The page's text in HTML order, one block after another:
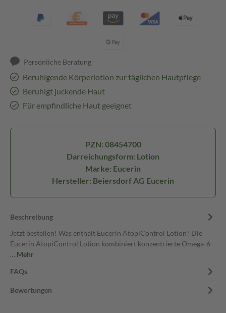
Persönliche Beratung
Beruhigende Körperlotion zur täglichen Hautpflege
Beruhigt juckende Haut
Für empfindliche Haut geeignet
PZN: 08454700
Darreichungsform: Lotion
Marke: Eucerin
Hersteller: Beiersdorf AG Eucerin
Beschreibung
Jetzt bestellen! Was enthält Eucerin AtopiControl Lotion? Die
Eucerin AtopiControl Lotion kombiniert konzentrierte Omega-6-
… Mehr
FAQs
Bewertungen